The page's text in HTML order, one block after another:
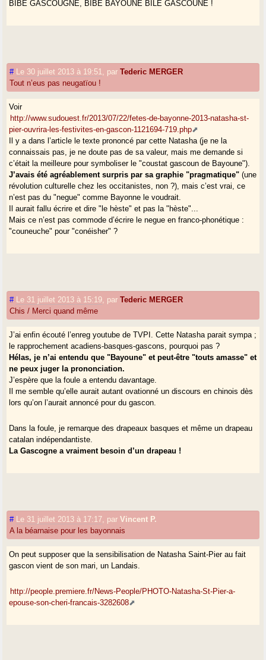
BIBE GASCOUGNE, BIBE BAYOUNE BILE GASCOUNE !
# Le 30 juillet 2013 à 19:51 parTederic MERGER
Tout n’eus pas neugatïou !
Voir
http://www.sudouest.fr/2013/07/22/fetes-de-bayonne-2013-natasha-st-
pier-ouvrira-les-festivites-en-gascon-1121694-719.php
Il y a dans l’article le texte prononcé par cette Natasha (je ne la
connaissais pas, je ne doute pas de sa valeur, mais me demande si
c’était la meilleure pour symboliser le "coustat gascoun de Bayoune").
J’avais été agréablement surpris par sa graphie "pragmatique" (une
révolution culturelle chez les occitanistes, non ?), mais c’est vrai, ce
n’est pas du "negue" comme Bayonne le voudrait.
Il aurait fallu écrire et dire "le hèste" et pas la "hèste"...
Mais ce n’est pas commode d’écrire le negue en franco-phonétique :
"couneuche" pour "conéisher" ?
# Le 31 juillet 2013 à 15:19 parTederic MERGER
Chis / Merci quand même
J’ai enfin écouté l’enreg youtube de TVPI. Cette Natasha parait sympa ;
le rapprochement acadiens-basques-gascons, pourquoi pas ?
Hélas, je n’ai entendu que "Bayoune" et peut-être "touts amasse" et
ne peux juger la prononciation.
J’espère que la foule a entendu davantage.
Il me semble qu’elle aurait autant ovationné un discours en chinois dès
lors qu’on l’aurait annoncé pour du gascon.
Dans la foule, je remarque des drapeaux basques et même un drapeau
catalan indépendantiste.
La Gascogne a vraiment besoin d’un drapeau !
# Le 31 juillet 2013 à 17:17 parVincent P.
A la béarnaise pour les bayonnais
On peut supposer que la sensibilisation de Natasha Saint-Pier au fait
gascon vient de son mari, un Landais.
http://people.premiere.fr/News-People/PHOTO-Natasha-St-Pier-a-
epouse-son-cheri-francais-3282608